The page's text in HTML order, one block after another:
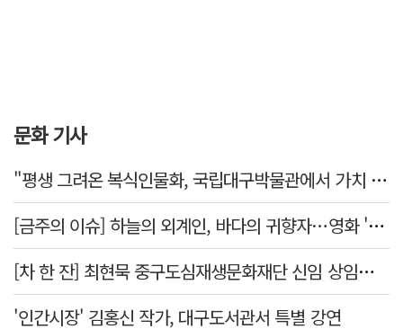
문화 기사
"평생 그려온 복식인물화, 국립대구박물관에서 가치 있게 활용되길"
[금주의 이슈] 하늘의 외계인, 바다의 귀향자…영화 '호프'와 '오디세이'
[차 한 잔] 최현묵 중구도심재생문화재단 신임 상임이사 "서문시장·경상감영 등 지역 자원 활용…문화의 일상화"
'인간시장' 김홍신 작가, 대구도서관서 특별 강연